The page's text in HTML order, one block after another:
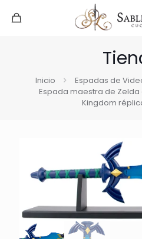
Inicio Espadas de
Espada maestra de
Kingdom